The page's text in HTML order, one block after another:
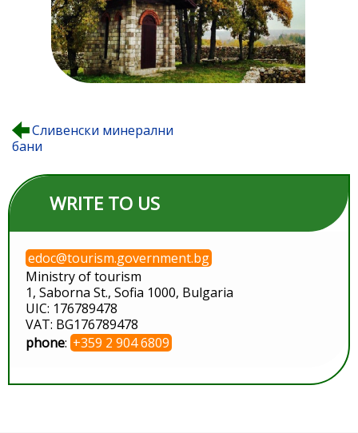
Сливенски минерални
бани
WRITE TO US
edoc@tourism.government.bg
Ministry of tourism
1, Saborna St., Sofia 1000, Bulgaria
UIC: 176789478
VAT: BG176789478
phone: +359 2 904 6809